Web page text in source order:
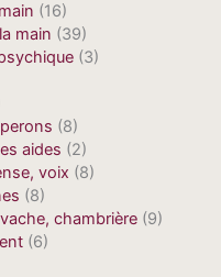
(16)
main (39)
(3)
(8)
aides (2)
voix (8)
(8)
chambrière (9)
(6)